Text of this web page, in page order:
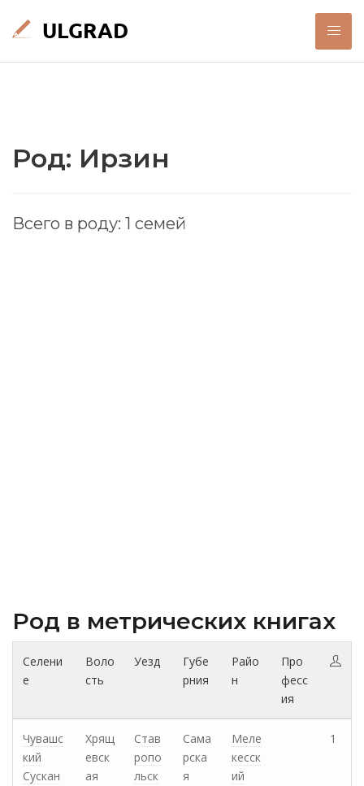
Род: Ирзин
Всего в роду: 1 семей
Род в метрических книгах
Селени
е
Воло
сть
Уезд
Губе
рния
Райо
н
Про
фесс
ия
Чувашс
кий
Сускан
Хрящ
евск
ая
Став
ропо
льск
Сама
рска
я
Меле
кесск
ий
1